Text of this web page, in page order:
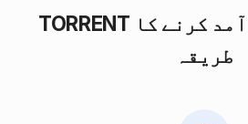
TORRENT میٹا ڈیٹا برآمد کرنے کا
طریقہ